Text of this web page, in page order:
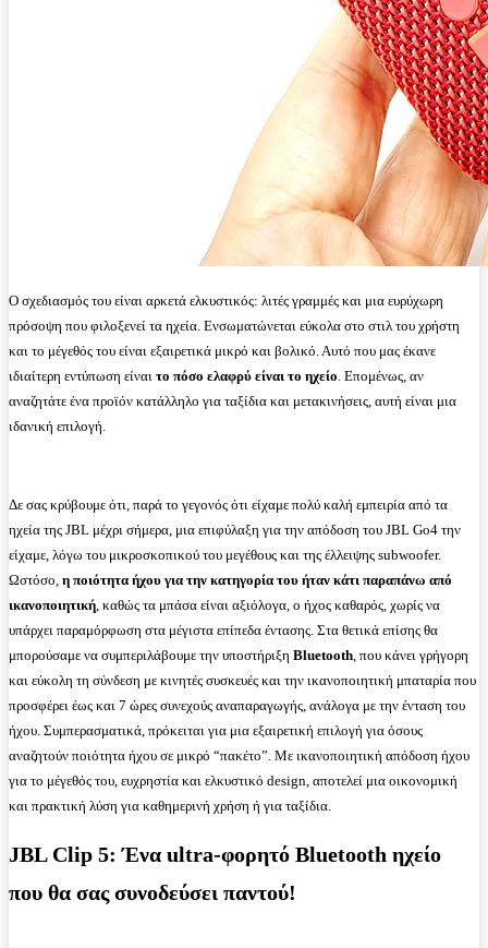
Ο σχεδιασμός του είναι αρκετά ελκυστικός: λιτές γραμμές και μια ευρύχωρη
πρόσοψη που φιλοξενεί τα ηχεία. Ενσωματώνεται εύκολα στο στιλ του χρήστη
και το μέγεθός του είναι εξαιρετικά μικρό και βολικό. Αυτό που μας έκανε
ιδιαίτερη εντύπωση είναι το πόσο ελαφρύ είναι το ηχείο. Επομένως, αν
αναζητάτε ένα προϊόν κατάλληλο για ταξίδια και μετακινήσεις, αυτή είναι μια
ιδανική επιλογή.
Δε σας κρύβουμε ότι, παρά το γεγονός ότι είχαμε πολύ καλή εμπειρία από τα
ηχεία της JBL μέχρι σήμερα, μια επιφύλαξη για την απόδοση του JBL Go4 την
είχαμε, λόγω του μικροσκοπικού του μεγέθους και της έλλειψης subwoofer.
Ωστόσο, η ποιότητα ήχου για την κατηγορία του ήταν κάτι παραπάνω από
ικανοποιητική, καθώς τα μπάσα είναι αξιόλογα, ο ήχος καθαρός, χωρίς να
υπάρχει παραμόρφωση στα μέγιστα επίπεδα έντασης. Στα θετικά επίσης θα
μπορούσαμε να συμπεριλάβουμε την υποστήριξη Bluetooth, που κάνει γρήγορη
και εύκολη τη σύνδεση με κινητές συσκευές και την ικανοποιητική μπαταρία που
προσφέρει έως και 7 ώρες συνεχούς αναπαραγωγής, ανάλογα με την ένταση του
ήχου. Συμπερασματικά, πρόκειται για μια εξαιρετική επιλογή για όσους
αναζητούν ποιότητα ήχου σε μικρό “πακέτο”. Με ικανοποιητική απόδοση ήχου
για το μέγεθός του, ευχρηστία και ελκυστικό design, αποτελεί μια οικονομική
και πρακτική λύση για καθημερινή χρήση ή για ταξίδια.
JBL Clip 5: Ένα ultra-φορητό Bluetooth ηχείο
που θα σας συνοδεύσει παντού!